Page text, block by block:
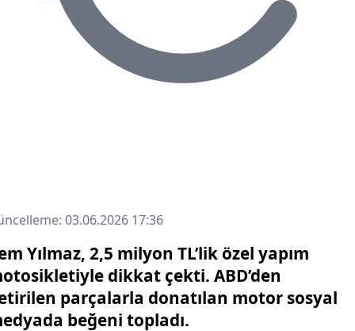
03.06.2026 17:36
Yılmaz, 2,5 milyon TL’lik özel yapım
dikkat çekti. ABD’den
parçalarla donatılan motor sosyal
beğeni topladı.